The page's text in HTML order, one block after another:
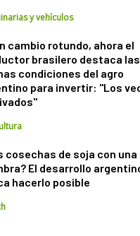
y vehículos
cambio rotundo, ahora el
brasilero destaca las
condiciones del agro
para invertir: "Los
cosechas de soja con una
El desarrollo
hacerlo posible